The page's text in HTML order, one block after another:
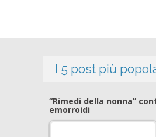
I 5 post più
“Rimedi della nonna”
emorroidi